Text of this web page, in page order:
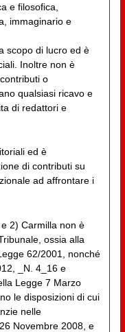
e filosofica,
immaginario e
scopo di lucro ed è
Inoltre non è
o
qualsiasi ricavo e
di redattori e
ed è
di contributi su
ad affrontare i
2) Carmilla non è
ossia alla
62/2001, nonché
_N. 4_16 e
Legge 7 Marzo
le disposizioni di cui
nelle
Novembre 2008, e